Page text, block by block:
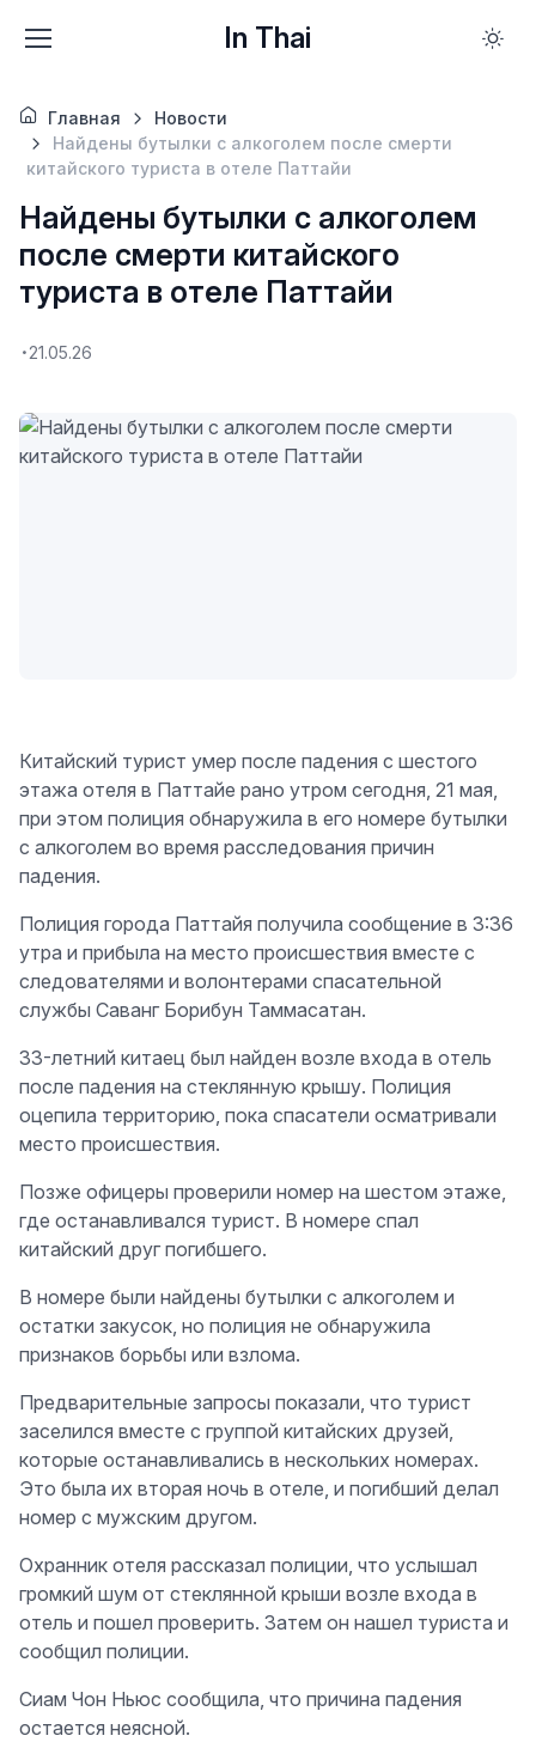
In Thai
Главная
Новости
Найдены бутылки с алкоголем после смерти
китайского туриста в отеле Паттайи
Найдены бутылки с алкоголем
после смерти китайского
туриста в отеле Паттайи
21.05.26
Китайский турист умер после падения с шестого
этажа отеля в Паттайе рано утром сегодня, 21 мая,
при этом полиция обнаружила в его номере бутылки
с алкоголем во время расследования причин
падения.
Полиция города Паттайя получила сообщение в 3:36
утра и прибыла на место происшествия вместе с
следователями и волонтерами спасательной
службы Саванг Борибун Таммасатан.
33-летний китаец был найден возле входа в отель
после падения на стеклянную крышу. Полиция
оцепила территорию, пока спасатели осматривали
место происшествия.
Позже офицеры проверили номер на шестом этаже,
где останавливался турист. В номере спал
китайский друг погибшего.
В номере были найдены бутылки с алкоголем и
остатки закусок, но полиция не обнаружила
признаков борьбы или взлома.
Предварительные запросы показали, что турист
заселился вместе с группой китайских друзей,
которые останавливались в нескольких номерах.
Это была их вторая ночь в отеле, и погибший делал
номер с мужским другом.
Охранник отеля рассказал полиции, что услышал
громкий шум от стеклянной крыши возле входа в
отель и пошел проверить. Затем он нашел туриста и
сообщил полиции.
Сиам Чон Ньюс сообщила, что причина падения
остается неясной.